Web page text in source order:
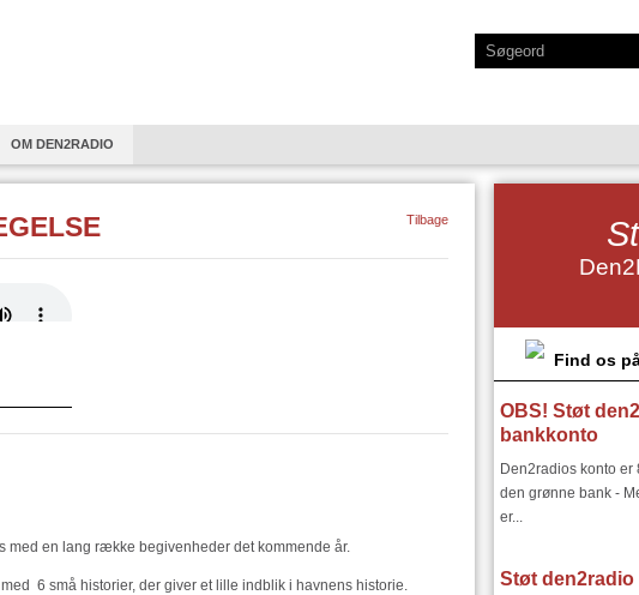
OM DEN2RADIO
I DANSK OG EUROPÆISK PERSPEKTIV. HÅNDVÆRK REFLEKTIONER NY SERIE
KOMPONISTER FRA 8 LANDE GENNEM 400 ÅR. PHARAOS KLASSIKERE NY SERIE
SANGE GENNEM 40 ÅR SØNDAGSFORTÆLLING OPERA SERIE
SERIE OM " PSYKISK ARBEJDSMILJØ"
TO NYE SERIER: DEN2RADIO -
AF JOURNALIST HELLE SCHØLER KJÆR KOMPONISTER I ØSTEUROPA I 1900
en lang række begivenheder det kommende år.
6 små historier, der giver et lille indblik i havnens historie.
Tilbage
Find os
OBS! Støt
bankkonto
Den2radios konto er
den grønne bank -
er...
Støt den2radio